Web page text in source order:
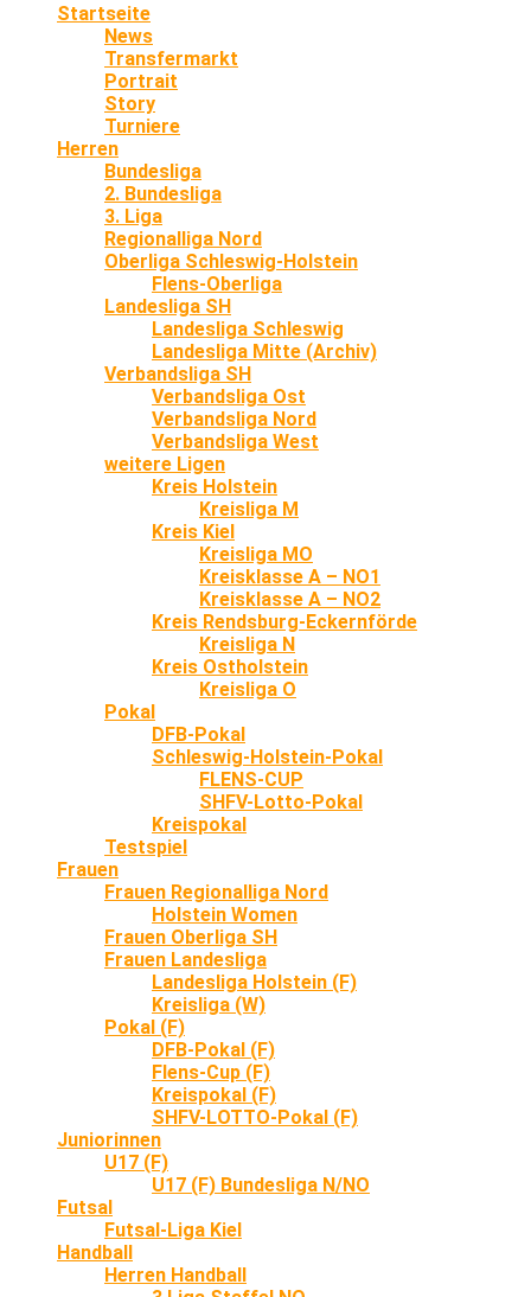
Startseite
News
Transfermarkt
Portrait
Story
Turniere
Herren
Bundesliga
2. Bundesliga
3. Liga
Regionalliga Nord
Oberliga Schleswig-Holstein
Flens-Oberliga
Landesliga SH
Landesliga Schleswig
Landesliga Mitte (Archiv)
Verbandsliga SH
Verbandsliga Ost
Verbandsliga Nord
Verbandsliga West
weitere Ligen
Kreis Holstein
Kreisliga M
Kreis Kiel
Kreisliga MO
Kreisklasse A – NO1
Kreisklasse A – NO2
Kreis Rendsburg-Eckernförde
Kreisliga N
Kreis Ostholstein
Kreisliga O
Pokal
DFB-Pokal
Schleswig-Holstein-Pokal
FLENS-CUP
SHFV-Lotto-Pokal
Kreispokal
Testspiel
Frauen
Frauen Regionalliga Nord
Holstein Women
Frauen Oberliga SH
Frauen Landesliga
Landesliga Holstein (F)
Kreisliga (W)
Pokal (F)
DFB-Pokal (F)
Flens-Cup (F)
Kreispokal (F)
SHFV-LOTTO-Pokal (F)
Juniorinnen
U17 (F)
U17 (F) Bundesliga N/NO
Futsal
Futsal-Liga Kiel
Handball
Herren Handball